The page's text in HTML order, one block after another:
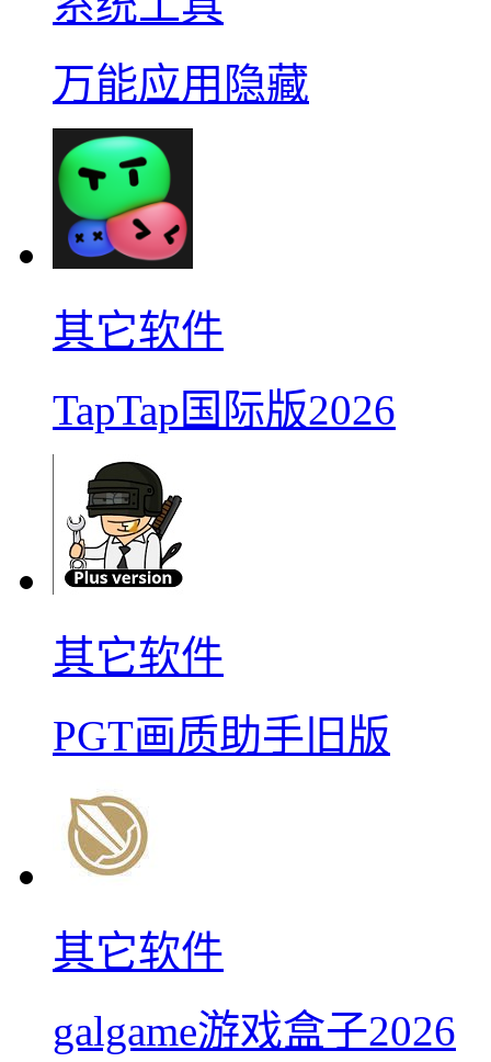
万能应用隐藏
其它软件
TapTap国际版2026
其它软件
PGT画质助手旧版
其它软件
galgame游戏盒子2026